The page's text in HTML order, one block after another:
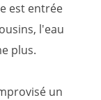
est entrée
l'eau
plus.
un